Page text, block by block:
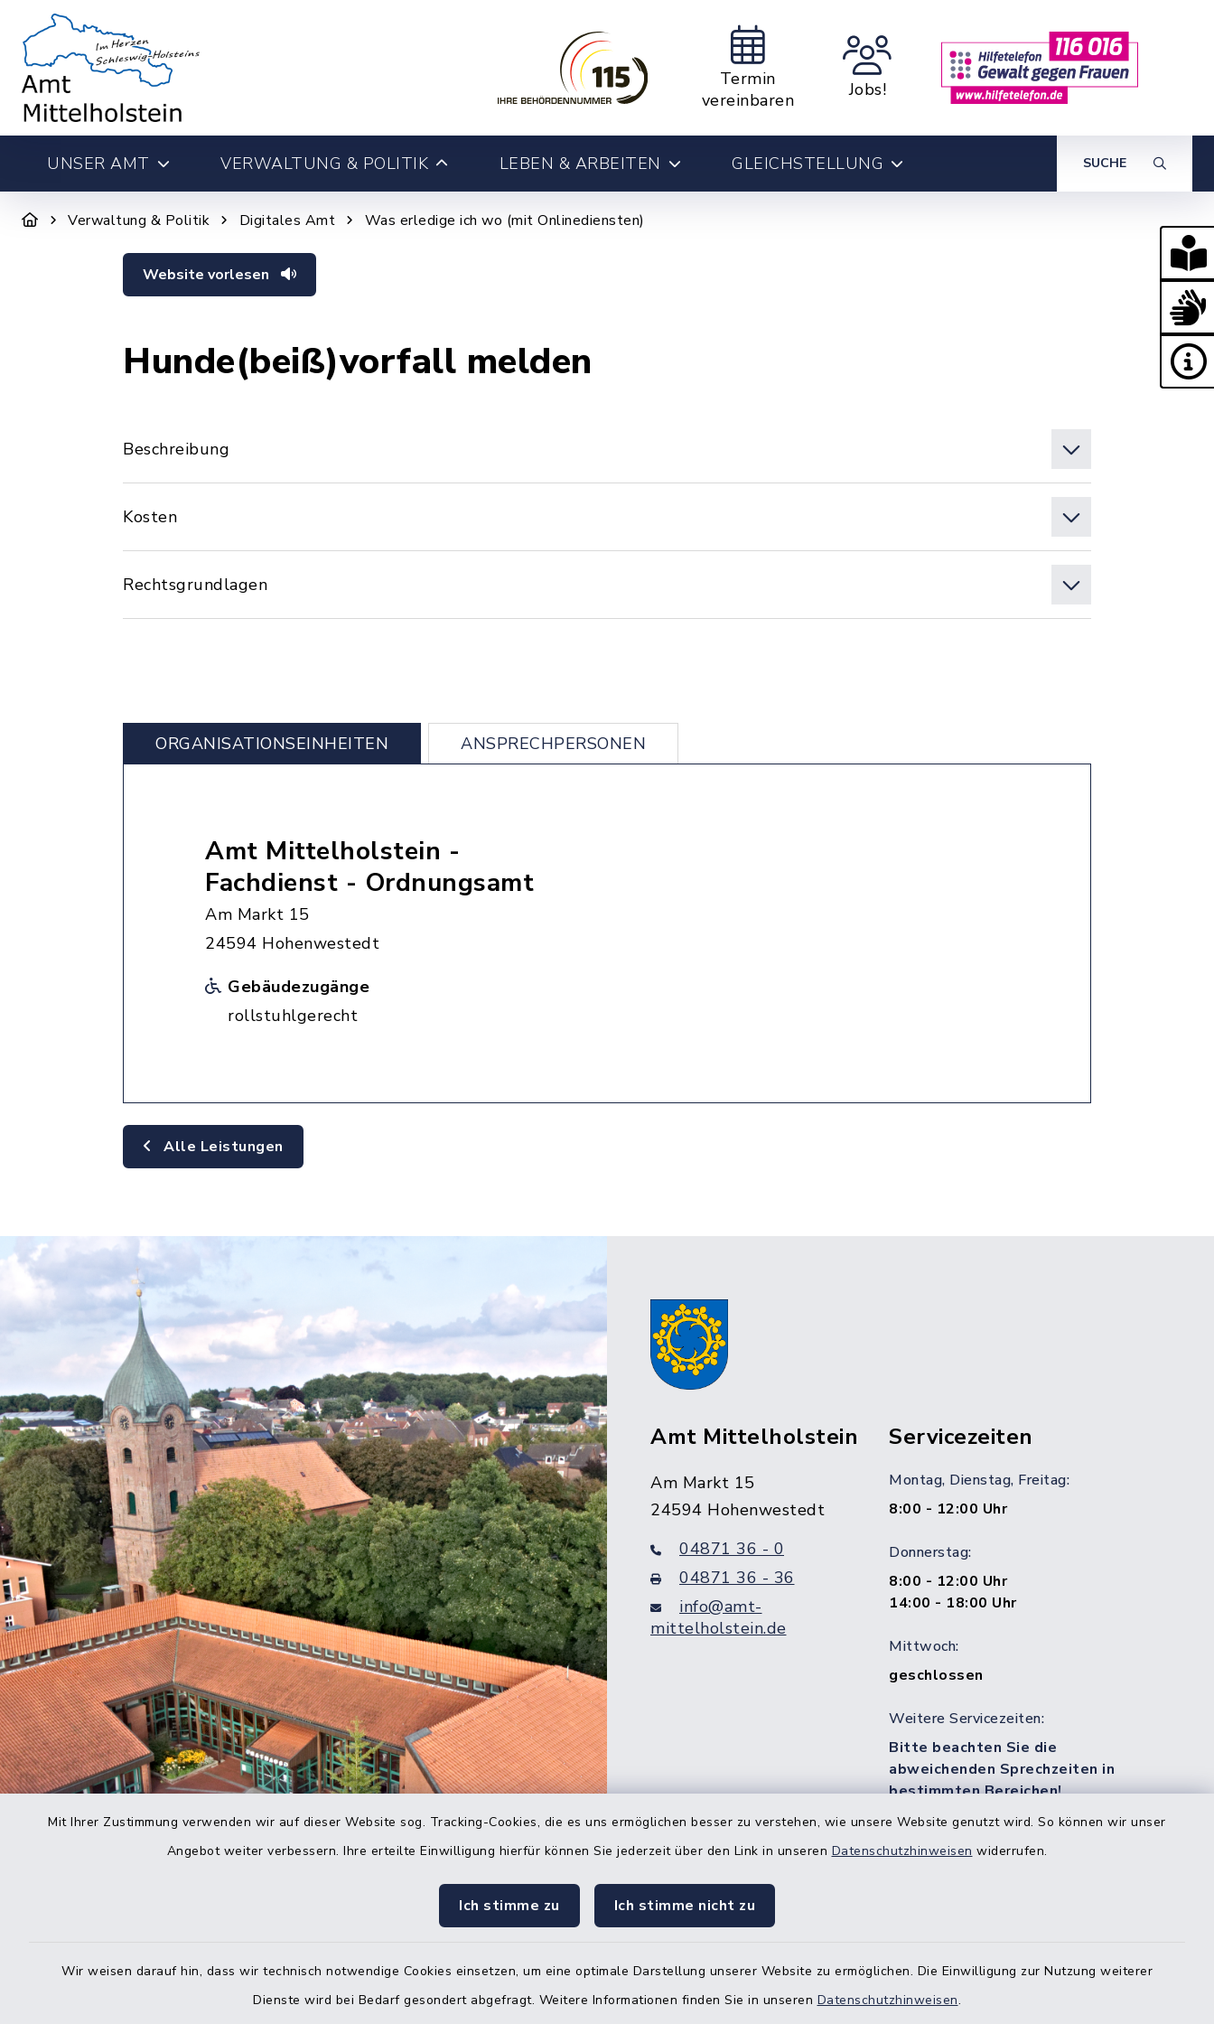
Mit Ihrer Zustimmung verwenden wir auf dieser Website sog. Tracking-Cookies, die es uns ermöglichen besser zu verstehen, wie unsere Website genutzt wird. So können wir unser
Angebot weiter verbessern. Ihre erteilte Einwilligung hierfür können Sie jederzeit über den Link in unseren Datenschutzhinweisen widerrufen.
Ich stimme zu Ich stimme nicht zu
Wir weisen darauf hin, dass wir technisch notwendige Cookies einsetzen, um eine optimale Darstellung unserer Website zu ermöglichen. Die Einwilligung zur Nutzung weiterer
Dienste wird bei Bedarf gesondert abgefragt. Weitere Informationen finden Sie in unseren Datenschutzhinweisen.
Termin
vereinbaren
Jobs!
UNSER AMT VERWALTUNG & POLITIK LEBEN & ARBEITEN GLEICHSTELLUNG SUCHE
Verwaltung & Politik Digitales Amt Was erledige ich wo (mit Onlinediensten)
Website vorlesen
Hunde(beiß)vorfall melden
Beschreibung
Kosten
Rechtsgrundlagen
ORGANISATIONS­EINHEITEN ANSPRECHPERSONEN
Amt Mittelholstein -
Fachdienst - Ordnungsamt
Am Markt 15
24594 Hohenwestedt
Gebäudezugänge
rollstuhlgerecht
Alle Leistungen
Amt Mittelholstein
Am Markt 15
24594 Hohenwestedt
04871 36 - 0
04871 36 - 36
info@amt-
mittelholstein.de
Servicezeiten
Montag, Dienstag, Freitag:
8:00 - 12:00 Uhr
Donnerstag:
8:00 - 12:00 Uhr
14:00 - 18:00 Uhr
Mittwoch:
geschlossen
Weitere Servicezeiten:
Bitte beachten Sie die
abweichenden Sprechzeiten in
bestimmten Bereichen!
Quicklinks
Bürgerbüro Aukrug
Hademarschen
Nebenstelle Padenstedt